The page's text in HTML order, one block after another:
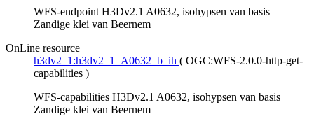
WFS-endpoint H3Dv2.1 A0632, isohypsen van basis
Zandige klei van Beernem
OnLine resource
h3dv2_1:h3dv2_1_A0632_b_ih ( OGC:WFS-2.0.0-http-get-
capabilities )
WFS-capabilities H3Dv2.1 A0632, isohypsen van basis
Zandige klei van Beernem